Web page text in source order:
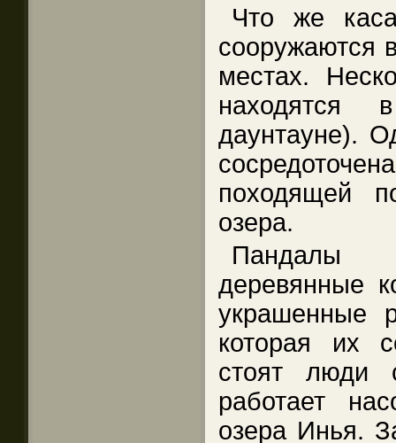
Что же
сооружаются
местах.
даунтауне).
походящей
озера.
Пандалы
деревянные
украшенные
которая их
стоят люди
работает
озера Инья.